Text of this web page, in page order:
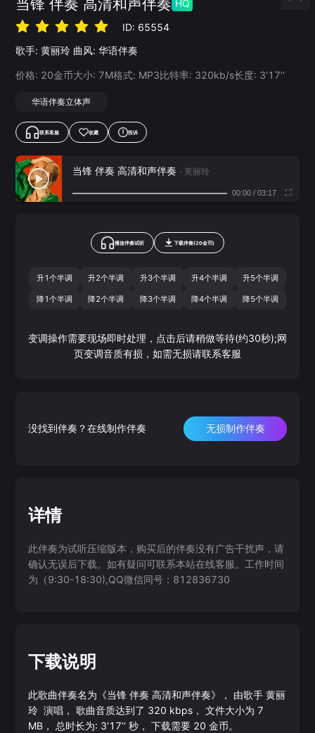
当锋 伴奏 高清和声伴奏 HQ
ID: 65554
歌手: 黄丽玲 曲风: 华语伴奏
价格: 20金币大小: 7M格式: MP3比特率: 320kb/s长度: 3‘17’‘
华语伴奏立体声
联系客服 收藏 投诉
当锋 伴奏 高清和声伴奏 - 黄丽玲
00:00/ 03:17
播放伴奏试听 下载伴奏(20金币)
升1个半调 升2个半调 升3个半调 升4个半调 升5个半调
降1个半调 降2个半调 降3个半调 降4个半调 降5个半调
变调操作需要现场即时处理，点击后请稍做等待(约30秒);网
页变调音质有损，如需无损请联系客服
没找到伴奏？在线制作伴奏 无损制作伴奏
详情
此伴奏为试听压缩版本，购买后的伴奏没有广告干扰声，请
确认无误后下载。如有疑问可联系本站在线客服。工作时间
为（9:30-18:30),QQ微信同号：812836730
下载说明
此歌曲伴奏名为《当锋 伴奏 高清和声伴奏》， 由歌手 黄丽
玲 演唱， 歌曲音质达到了 320 kbps， 文件大小为 7
MB， 总时长为: 3‘17’‘秒， 下载需要 20 金币。